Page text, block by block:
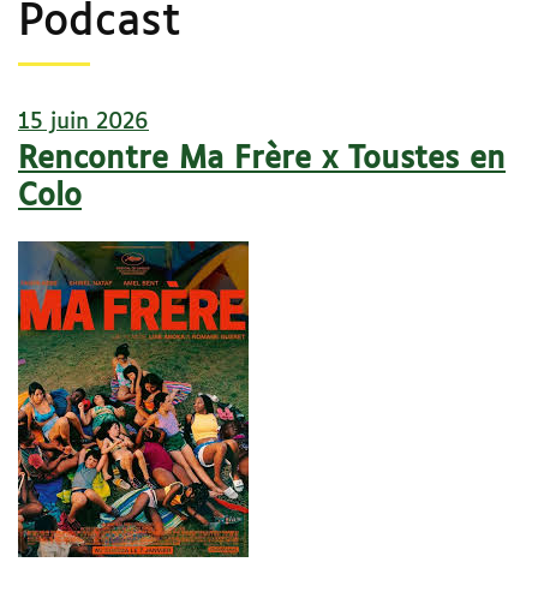
Podcast
15 juin 2026
Rencontre Ma Frère x Toustes en
Colo